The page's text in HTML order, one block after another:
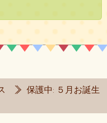
保護中: ５月お誕生